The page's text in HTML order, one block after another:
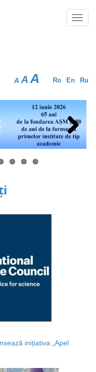
Ro En Ru
A A A
Next
inițiativa „Apel